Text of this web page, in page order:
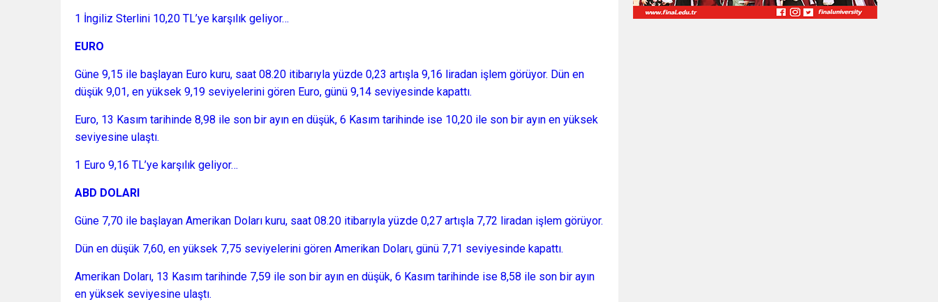
1 İngiliz Sterlini 10,20 TL’ye karşılık geliyor…
EURO
Güne 9,15 ile başlayan Euro kuru, saat 08.20 itibarıyla yüzde 0,23 artışla 9,16 liradan işlem görüyor. Dün en
düşük 9,01, en yüksek 9,19 seviyelerini gören Euro, günü 9,14 seviyesinde kapattı.
Euro, 13 Kasım tarihinde 8,98 ile son bir ayın en düşük, 6 Kasım tarihinde ise 10,20 ile son bir ayın en yüksek
seviyesine ulaştı.
1 Euro 9,16 TL’ye karşılık geliyor…
ABD DOLARI
Güne 7,70 ile başlayan Amerikan Doları kuru, saat 08.20 itibarıyla yüzde 0,27 artışla 7,72 liradan işlem görüyor.
Dün en düşük 7,60, en yüksek 7,75 seviyelerini gören Amerikan Doları, günü 7,71 seviyesinde kapattı.
Amerikan Doları, 13 Kasım tarihinde 7,59 ile son bir ayın en düşük, 6 Kasım tarihinde ise 8,58 ile son bir ayın
en yüksek seviyesine ulaştı.